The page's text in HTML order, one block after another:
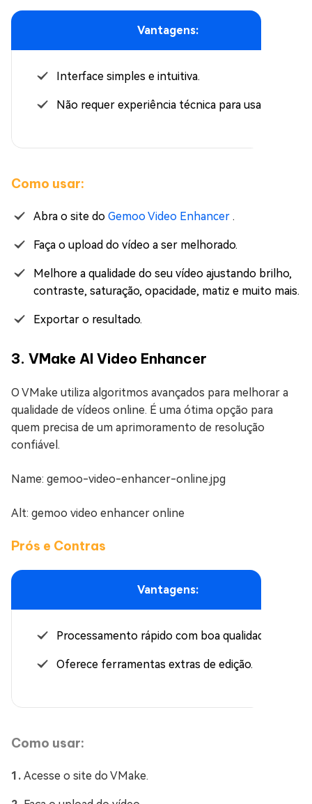
Vantagens:
Interface simples e intuitiva.
Não requer experiência técnica para usar.
Como usar:
Abra o site do Gemoo Video Enhancer .
Faça o upload do vídeo a ser melhorado.
Melhore a qualidade do seu vídeo ajustando brilho,
contraste, saturação, opacidade, matiz e muito mais.
Exportar o resultado.
3. VMake AI Video Enhancer
O VMake utiliza algoritmos avançados para melhorar a
qualidade de vídeos online. É uma ótima opção para
quem precisa de um aprimoramento de resolução
confiável.
Name: gemoo-video-enhancer-online.jpg
Alt: gemoo video enhancer online
Prós e Contras
Vantagens:
Processamento rápido com boa qualidade final.
Oferece ferramentas extras de edição.
Como usar:
Acesse o site do VMake.